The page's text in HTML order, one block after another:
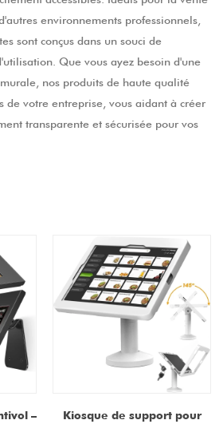
environnements professionnels,
sont conçus dans un souci de
Que vous ayez besoin d'une
nos produits de haute qualité
de votre entreprise, vous aidant à créer
transparente et sécurisée pour vos
–
Kiosque de support pour